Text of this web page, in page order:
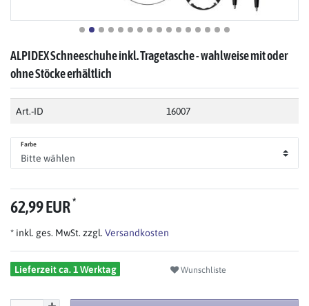
ALPIDEX Schneeschuhe inkl. Tragetasche - wahlweise mit oder
ohne Stöcke erhältlich
Art.-ID 16007
Farbe
62,99 EUR*
* inkl. ges. MwSt. zzgl. Versandkosten
Lieferzeit ca. 1 Werktag Wunschliste